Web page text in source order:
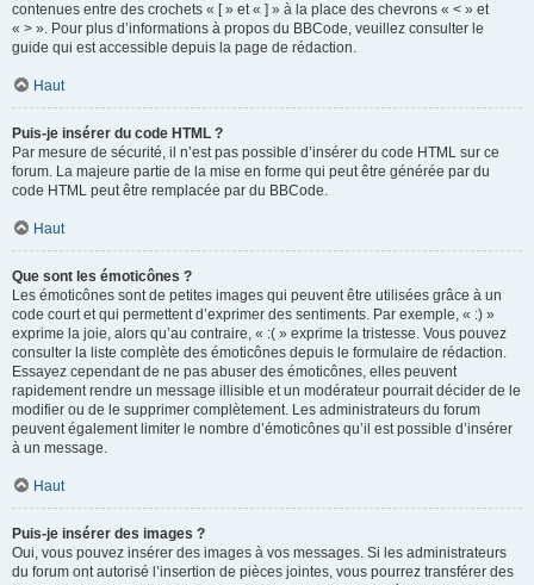
contenues entre des crochets « [ » et « ] » à la place des chevrons « < » et
« > ». Pour plus d’informations à propos du BBCode, veuillez consulter le
guide qui est accessible depuis la page de rédaction.
Haut
Puis-je insérer du code HTML ?
Par mesure de sécurité, il n’est pas possible d’insérer du code HTML sur ce
forum. La majeure partie de la mise en forme qui peut être générée par du
code HTML peut être remplacée par du BBCode.
Haut
Que sont les émoticônes ?
Les émoticônes sont de petites images qui peuvent être utilisées grâce à un
code court et qui permettent d’exprimer des sentiments. Par exemple, « :) »
exprime la joie, alors qu’au contraire, « :( » exprime la tristesse. Vous pouvez
consulter la liste complète des émoticônes depuis le formulaire de rédaction.
Essayez cependant de ne pas abuser des émoticônes, elles peuvent
rapidement rendre un message illisible et un modérateur pourrait décider de le
modifier ou de le supprimer complètement. Les administrateurs du forum
peuvent également limiter le nombre d’émoticônes qu’il est possible d’insérer
à un message.
Haut
Puis-je insérer des images ?
Oui, vous pouvez insérer des images à vos messages. Si les administrateurs
du forum ont autorisé l’insertion de pièces jointes, vous pourrez transférer des